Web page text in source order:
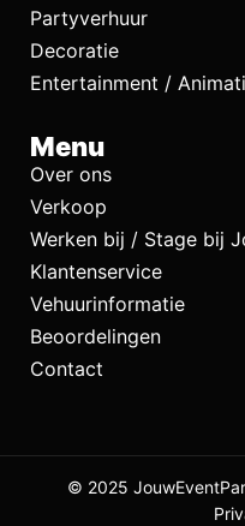
Partyverhuur
Decoratie
Entertainment /
Menu
Over ons
Verkoop
Werken bij / Stage bij
Klantenservice
Vehuurinformatie
Beoordelingen
Contact
© 2025